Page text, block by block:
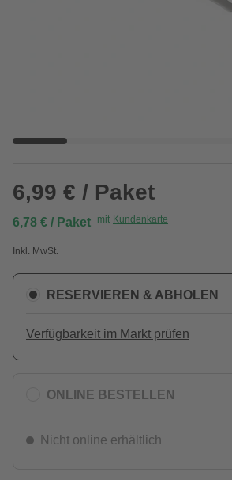
6,99 € / Paket
6,78 € / Paket mit Kundenkarte
Inkl. MwSt.
RESERVIEREN & ABHOLEN
Verfügbarkeit im Markt prüfen
ONLINE BESTELLEN
Nicht online erhältlich